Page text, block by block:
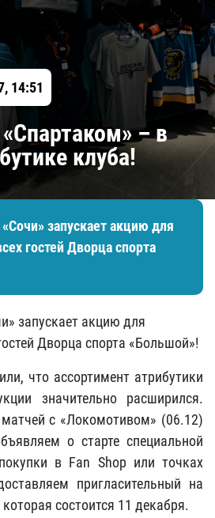
14:51
– в
клуба!
запускает акцию для
гостей Дворца спорта
запускает акцию для
Дворца спорта «Большой»!
что ассортимент атрибутики
значительно расширился.
с «Локомотивом» (06.12)
о старте специальной
в Fan Shop или точках
пригласительный на
состоится 11 декабря.